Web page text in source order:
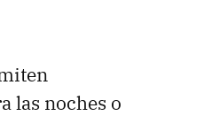
las noches o